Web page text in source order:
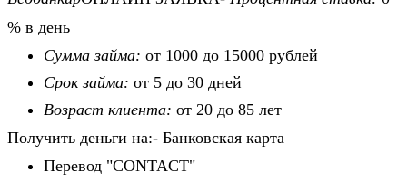
% в день
Сумма займа: от 1000 до 15000 рублей
Срок займа: от 5 до 30 дней
Возраст клиента: от 20 до 85 лет
Получить деньги на:- Банковская карта
Перевод "CONTACT"